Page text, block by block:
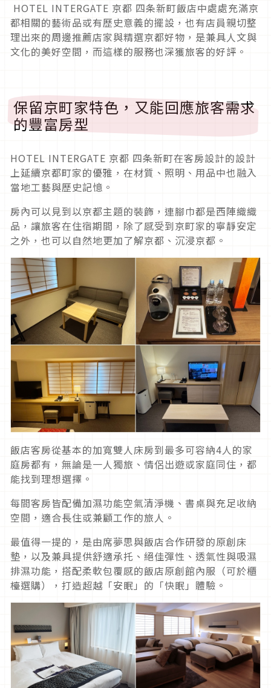
HOTEL INTERGATE 京都 四条新町飯店中處處充滿京
都相關的藝術品或有歷史意義的擺設，也有店員親切整
理出來的周邊推薦店家與精選京都好物，是兼具人文與
文化的美好空間，而這樣的服務也深獲旅客的好評。
保留京町家特色，又能回應旅客需求
的豐富房型
HOTEL INTERGATE 京都 四条新町在客房設計的設計
上延續京都町家的優雅，在材質、照明、用品中也融入
當地工藝與歷史記憶。
房內可以見到以京都主題的裝飾，連腳巾都是西陣織織
品，讓旅客在住宿期間，除了感受到京町家的寧靜安定
之外，也可以自然地更加了解京都、沉浸京都。
飯店客房從基本的加寬雙人床房到最多可容納4人的家
庭房都有，無論是一人獨旅、情侶出遊或家庭同住，都
能找到理想選擇。
每間客房皆配備加濕功能空氣清淨機、書桌與充足收納
空間，適合長住或兼顧工作的旅人。
最值得一提的，是由席夢思與飯店合作研發的原創床
墊，以及兼具提供舒適承托、絕佳彈性、透氣性與吸濕
排濕功能，搭配柔軟包覆感的飯店原創館內服（可於櫃
檯選購），打造超越「安眠」的「快眠」體驗。